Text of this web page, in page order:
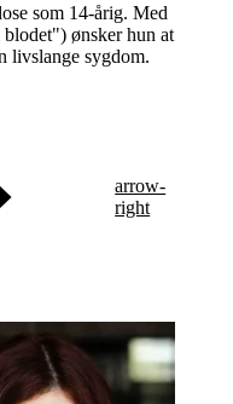
som 14-årig. Med
ønsker hun at
livslange sygdom.
arrow-
right